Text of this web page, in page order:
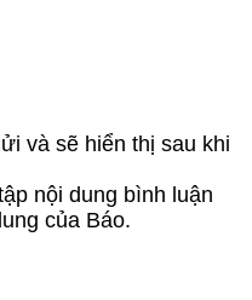
và sẽ hiển thị sau khi
nội dung bình luận
của Báo.